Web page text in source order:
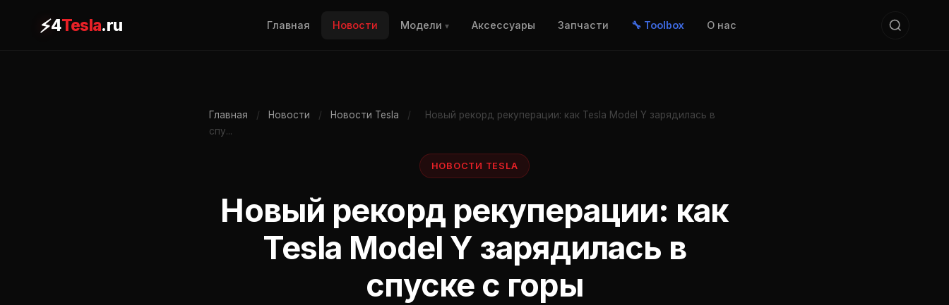
⚡4Tesla.ru Главная Новости Модели▾ Аксессуары Запчасти 🔧 Toolbox О нас
Главная / Новости / Новости Tesla /
Новый рекорд рекуперации: как Tesla Model Y зарядилась в
спу...
НОВОСТИ TESLA
Новый рекорд рекуперации: как
Tesla Model Y зарядилась в
спуске с горы